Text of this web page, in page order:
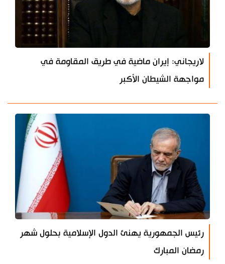
لاريجاني: إيران ماضية في طريق المقاومة في
مواجهة الشيطان الأكبر
رئيس الجمهورية يهنئ الدول الإسلامية بحلول شهر
رمضان المبارك